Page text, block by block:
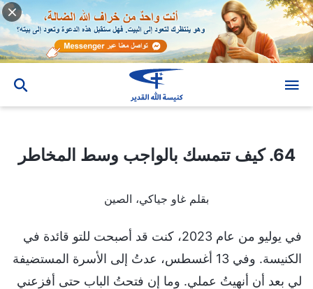
64. كيف تتمسك بالواجب وسط المخاطر
بقلم غاو جياكي، الصين
في يوليو من عام 2023، كنت قد أصبحت للتو قائدة في
الكنيسة. وفي 13 أغسطس، عدتُ إلى الأسرة المستضيفة
لي بعد أن أنهيتُ عملي. وما إن فتحتُ الباب حتى أفزعني